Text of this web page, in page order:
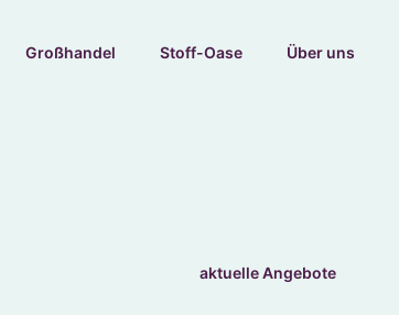
Großhandel Stoff-Oase Über uns
aktuelle Angebote